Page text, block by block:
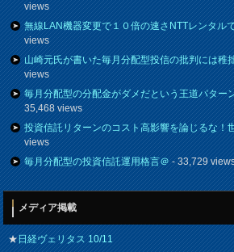
views
無線LAN機器変更で１０倍の速さNTTレンタル
views
山崎元氏が書いた毎月分配型投信の批判には稚
views
毎月分配型の分配金がダメだという王道パター
35,468 views
投資信託リターンのコスト高影響を論じるな！
views
毎月分配型の投資信託運用格言＠- 33,729
メディア掲載
★日経ヴェリタス 10/11